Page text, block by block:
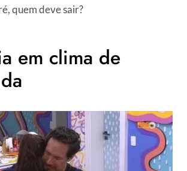
quem deve sair?
em clima de